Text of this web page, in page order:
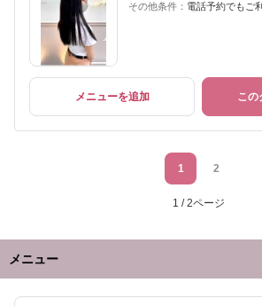
その他条件： 電話予約でもご
メニューを追加 この
1 2
1 / 2ページ
メニュー